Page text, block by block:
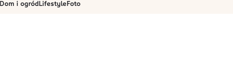
Dom i ogród Lifestyle Foto